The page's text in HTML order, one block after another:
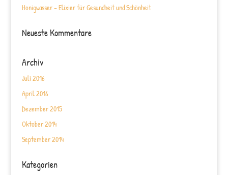
Honigwasser – Elixier für Gesundheit und Schönheit
Neueste Kommentare
Archiv
Juli 2016
April 2016
Dezember 2015
Oktober 2014
September 2014
Kategorien